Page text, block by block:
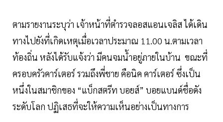
ตามรายงานระบุว่า เจ้าหน้าที่ตำรวจลอสแอนเจลิส ได้เดิน
ทางไปยังที่เกิดเหตุเมื่อเวลาประมาณ 11.00 น.ตามเวลา
ท้องถิ่น หลังได้รับแจ้งว่า มีคนจมน้ำอยู่ภายในบ้าน ขณะที่
ครอบครัวคาร์เตอร์ รวมถึงพี่ชาย คือนิค คาร์เตอร์ ซึ่งเป็น
หนึ่งในสมาชิกของ “แบ็กสตรีท บอยส์” บอยแบนด์ชื่อดัง
ระดับโลก ปฏิเสธที่จะให้ความเห็นอย่างเป็นทางการ